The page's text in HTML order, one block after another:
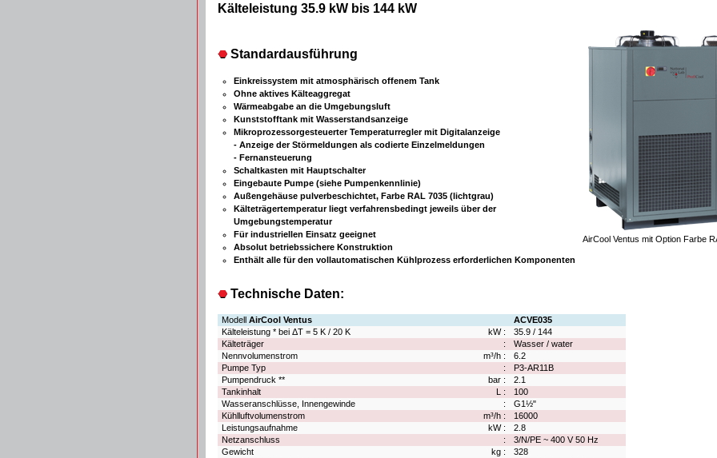
Kälteleistung 35.9 kW bis 144 kW
AirCool Ventus mit Option Farbe
Standardausführung
Einkreissystem mit atmosphärisch offenem Tank
Ohne aktives Kälteaggregat
Wärmeabgabe an die Umgebungsluft
Kunststofftank mit Wasserstandsanzeige
Mikroprozessorgesteuerter Temperaturregler mit Digitalanzeige
- Anzeige der Störmeldungen als codierte Einzelmeldungen
- Fernansteuerung
Schaltkasten mit Hauptschalter
Eingebaute Pumpe (siehe Pumpenkennlinie)
Außengehäuse pulverbeschichtet, Farbe RAL 7035 (lichtgrau)
Kälteträgertemperatur liegt verfahrensbedingt jeweils über der
Umgebungstemperatur
Für industriellen Einsatz geeignet
Absolut betriebssichere Konstruktion
Enthält alle für den vollautomatischen Kühlprozess erforderlichen Komponenten
Technische Daten:
Modell AirCool Ventus
Kälteleistung * bei ΔT = 5 K / 20 K
Kälteträger
Nennvolumenstrom
Pumpe Typ
Pumpendruck **
Tankinhalt
Wasseranschlüsse, Innengewinde
Kühlluftvolumenstrom
Leistungsaufnahme
Netzanschluss
Gewicht
kW :
:
m³/h :
:
bar :
L :
:
m³/h :
kW :
:
kg :
ACVE035
35.9 / 144
Wasser / water
6.2
P3-AR11B
2.1
100
G1½"
16000
2.8
3/N/PE ~ 400 V 50 Hz
328